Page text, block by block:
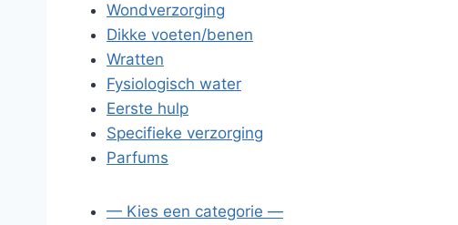
Wondverzorging
Dikke voeten/benen
Wratten
Fysiologisch water
Eerste hulp
Specifieke verzorging
Parfums
— Kies een categorie —